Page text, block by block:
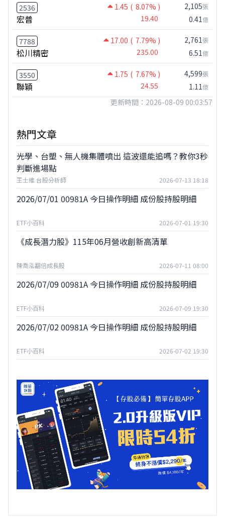
2536 1.45 ( 8.07% )
宏普 19.40
2,105張
0.41億
7788 17.00 ( 7.79% )
松川精密 235.00
2,761張
6.51億
3550 1.75 ( 7.67% )
聯穎 24.55
4,599張
1.11億
更新時間：2026-08-09 00:03:57
熱門文章
光學、台塑、無人機集體噴出 這波還能追嗎？教你3秒
判斷進場點
王士維 台股分析師 2026-07-13 18:18
2026/07/01 00981A 今日操作明細 成份股持股明細
ETF小百科 2026-07-01 19:30
《成長潛力股》115年06月營收創新高清單
陳喬泓翻倍成長股 2026-07-11 08:00
2026/07/09 00981A 今日操作明細 成份股持股明細
ETF小百科 2026-07-09 19:30
2026/07/02 00981A 今日操作明細 成份股持股明細
ETF小百科 2026-07-02 19:30